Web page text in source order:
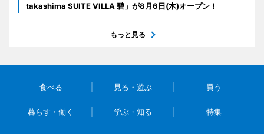
takashima SUITE VILLA 碧」が8月6日(木)オープン！
もっと見る
食べる 見る・遊ぶ 買う
暮らす・働く 学ぶ・知る 特集